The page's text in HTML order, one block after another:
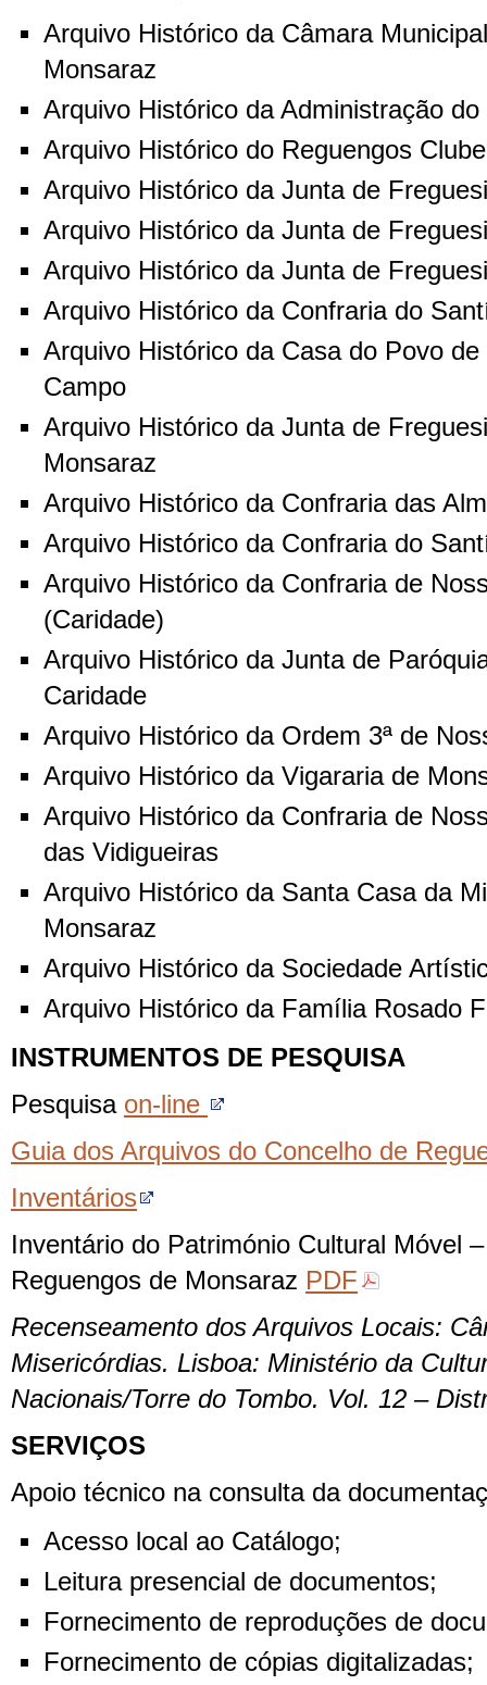
Arquivo Histórico da Câmara
Monsaraz
Arquivo Histórico da Administração do
Arquivo Histórico do Reguengos Clube
Arquivo Histórico da Junta de
Arquivo Histórico da Junta de
Arquivo Histórico da Junta de
Arquivo Histórico da Confraria do
Arquivo Histórico da Casa do Povo
Campo
Arquivo Histórico da Junta de
Monsaraz
Arquivo Histórico da Confraria das
Arquivo Histórico da Confraria do
Arquivo Histórico da Confraria de
(Caridade)
Arquivo Histórico da Junta de
Caridade
Arquivo Histórico da Ordem 3ª de
Arquivo Histórico da Vigararia de
Arquivo Histórico da Confraria de
das Vidigueiras
Arquivo Histórico da Santa Casa da
Monsaraz
Arquivo Histórico da Sociedade
Arquivo Histórico da Família Rosado
INSTRUMENTOS DE PESQUISA
Pesquisa on-line
Guia dos Arquivos do Concelho de
Inventários
Inventário do Património Cultural Móvel
Reguengos de Monsaraz PDF
Recenseamento dos Arquivos Locais:
Misericórdias. Lisboa: Ministério da
Nacionais/Torre do Tombo. Vol. 12 –
SERVIÇOS
Apoio técnico na consulta da
Acesso local ao Catálogo;
Leitura presencial de documentos;
Fornecimento de reproduções de
Fornecimento de cópias digitalizadas;